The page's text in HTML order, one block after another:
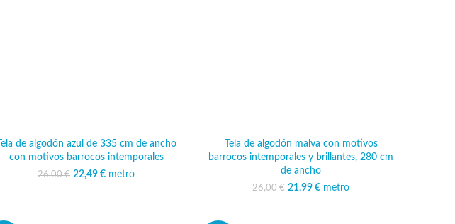
Tela de algodón azul de 335 cm de ancho
con motivos barrocos intemporales
26,00€
El precio original era:
22,49 €
El precio actual
metro
Tela de algodón malva con motivos
barrocos intemporales y brillantes, 280 cm
de ancho
26,00€
El precio original era:
21,99 €
El precio actual
metro